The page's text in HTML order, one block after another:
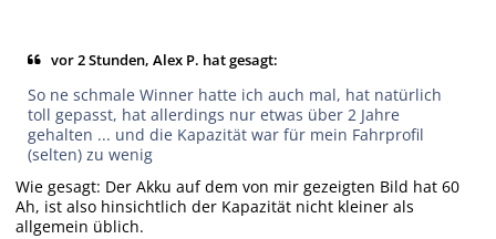
vor 2 Stunden, Alex P. hat gesagt:
So ne schmale Winner hatte ich auch mal, hat natürlich
toll gepasst, hat allerdings nur etwas über 2 Jahre
gehalten ... und die Kapazität war für mein Fahrprofil
(selten) zu wenig
Wie gesagt: Der Akku auf dem von mir gezeigten Bild hat 60
Ah, ist also hinsichtlich der Kapazität nicht kleiner als
allgemein üblich.